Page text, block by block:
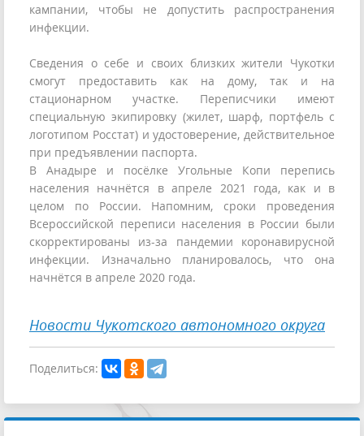
кампании, чтобы не допустить распространения
инфекции.
Сведения о себе и своих близких жители Чукотки
смогут предоставить как на дому, так и на
стационарном участке. Переписчики имеют
специальную экипировку (жилет, шарф, портфель с
логотипом Росстат) и удостоверение, действительное
при предъявлении паспорта.
В Анадыре и посёлке Угольные Копи перепись
населения начнётся в апреле 2021 года, как и в
целом по России. Напомним, сроки проведения
Всероссийской переписи населения в России были
скорректированы из-за пандемии коронавирусной
инфекции. Изначально планировалось, что она
начнётся в апреле 2020 года.
Новости Чукотского автономного округа
Поделиться: